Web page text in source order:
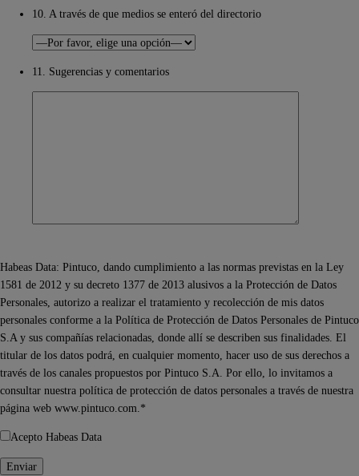
10. A través de que medios se enteró del directorio
11. Sugerencias y comentarios
Habeas Data: Pintuco, dando cumplimiento a las normas previstas en la Ley
1581 de 2012 y su decreto 1377 de 2013 alusivos a la Protección de Datos
Personales, autorizo a realizar el tratamiento y recolección de mis datos
personales conforme a la Política de Protección de Datos Personales de Pintuco
S.A y sus compañías relacionadas, donde allí se describen sus finalidades. El
titular de los datos podrá, en cualquier momento, hacer uso de sus derechos a
través de los canales propuestos por Pintuco S.A. Por ello, lo invitamos a
consultar nuestra política de protección de datos personales a través de nuestra
página web www.pintuco.com.*
Acepto Habeas Data